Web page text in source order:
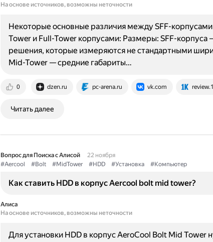
На основе источников, возможны неточности
0 dzen.ru pc-arena.ru vk.com
Некоторые основные различия между SFF-
Tower и Full-Tower корпусами: Размеры: SFF-корпуса
решения, которые измеряются не стандартными
Mid-Tower — средние габариты…
Читать далее
Вопрос для Поиска с Алисой
22 ноября
#Aercool
#Bolt #MidTower #HDD #Установка #Компьютер
Как ставить HDD в корпус Aercool bolt mid tower?
Алиса
На основе источников, возможны неточности
Для установки HDD в корпус AeroCool Bolt Mid Tower